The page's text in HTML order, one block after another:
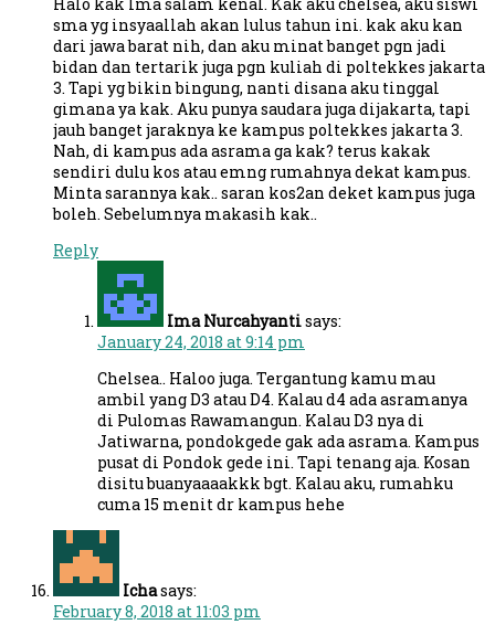
sma yg insyaallah akan lulus tahun ini. kak aku kan
dari jawa barat nih, dan aku minat banget pgn jadi
bidan dan tertarik juga pgn kuliah di poltekkes jakarta
3. Tapi yg bikin bingung, nanti disana aku tinggal
gimana ya kak. Aku punya saudara juga dijakarta, tapi
jauh banget jaraknya ke kampus poltekkes jakarta 3.
Nah, di kampus ada asrama ga kak? terus kakak
sendiri dulu kos atau emng rumahnya dekat kampus.
Minta sarannya kak.. saran kos2an deket kampus juga
boleh. Sebelumnya makasih kak..
Reply
Ima Nurcahyantisays:
January 24, 2018 at 9:14 pm
Chelsea.. Haloo juga. Tergantung kamu mau
ambil yang D3 atau D4. Kalau d4 ada asramanya
di Pulomas Rawamangun. Kalau D3 nya di
Jatiwarna, pondokgede gak ada asrama. Kampus
pusat di Pondok gede ini. Tapi tenang aja. Kosan
disitu buanyaaaakkk bgt. Kalau aku, rumahku
cuma 15 menit dr kampus hehe
Ichasays:
February 8, 2018 at 11:03 pm